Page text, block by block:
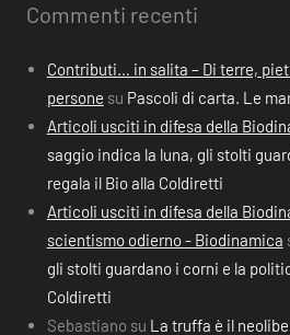
Commenti recenti
Contributi… in salita – Di terre,
persone su Pascoli di carta. Le
Articoli usciti in difesa della
saggio indica la luna, gli stolti
regala il Bio alla Coldiretti
Articoli usciti in difesa della
scientismo odierno - Biodinamica
gli stolti guardano i corni e la
Coldiretti
Sebastiano su La truffa è il